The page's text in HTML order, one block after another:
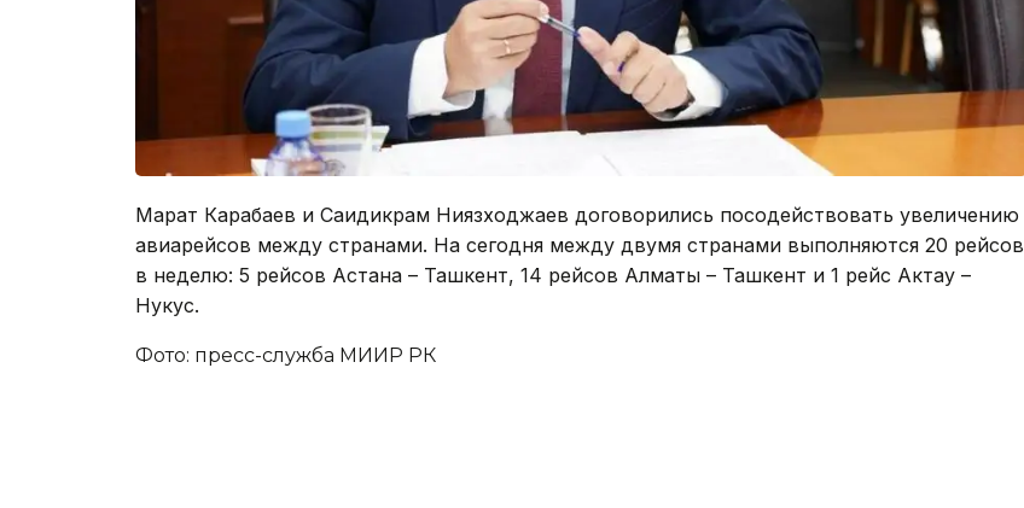
Марат Карабаев и Саидикрам Ниязходжаев договорились посодействовать увеличению
авиарейсов между странами. На сегодня между двумя странами выполняются 20 рейсов
в неделю: 5 рейсов Астана – Ташкент, 14 рейсов Алматы – Ташкент и 1 рейс Актау –
Нукус.
Фото: пресс-служба МИИР РК